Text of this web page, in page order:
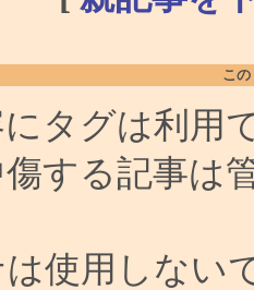
こ
にタグは利用
する記事は
使用しない